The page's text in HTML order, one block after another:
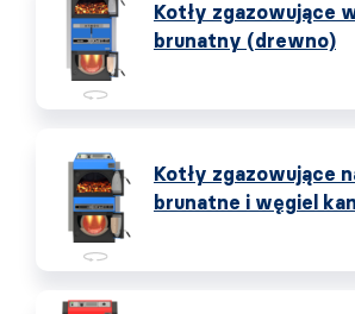
Kotły zgazowujące
brunatny (drewno)
Kotły zgazowujące
brunatne i węgiel